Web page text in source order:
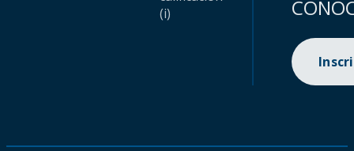
(i)